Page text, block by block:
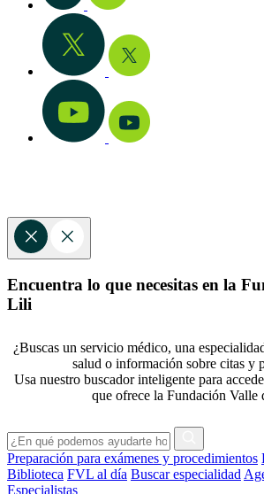
Encuentra lo que necesitas en la
Lili
¿Buscas un servicio médico, una
salud o información sobre citas y
Usa nuestro buscador inteligente para
que ofrece la Fundación Valle
Preparación para exámenes y procedimientos
Biblioteca FVL al día Buscar especialidad
Especialistas